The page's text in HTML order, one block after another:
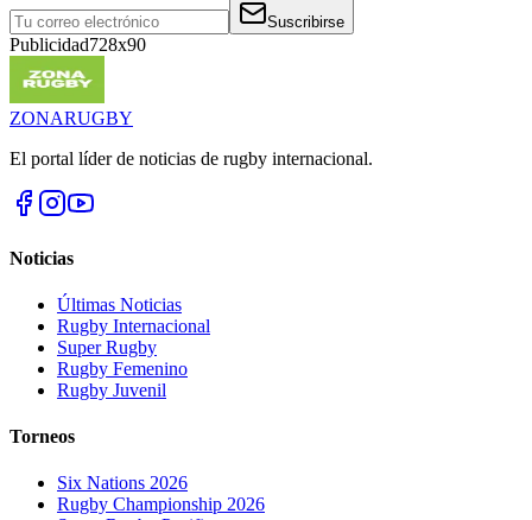
Suscribirse
Publicidad728x90
ZONARUGBY
El portal líder de noticias de rugby internacional.
Noticias
Últimas Noticias
Rugby Internacional
Super Rugby
Rugby Femenino
Rugby Juvenil
Torneos
Six Nations 2026
Rugby Championship 2026